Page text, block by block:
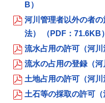
B）
河川管理者以外の者の
法） （PDF：71.6KB）
流水占用の許可（河川
流水の占用の登録（河
土地占用の許可（河
土石等の採取の許可